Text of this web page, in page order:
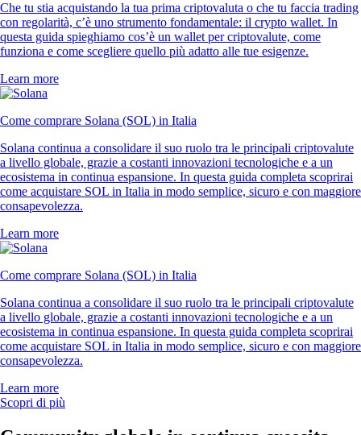
Che tu stia acquistando la tua prima criptovaluta o che tu faccia trading
con regolarità, c’è uno strumento fondamentale: il crypto wallet. In
questa guida spieghiamo cos’è un wallet per criptovalute, come
funziona e come scegliere quello più adatto alle tue esigenze.
Learn more
Come comprare Solana (SOL) in Italia
Solana continua a consolidare il suo ruolo tra le principali criptovalute
a livello globale, grazie a costanti innovazioni tecnologiche e a un
ecosistema in continua espansione. In questa guida completa scoprirai
come acquistare SOL in Italia in modo semplice, sicuro e con maggiore
consapevolezza.
Learn more
Come comprare Solana (SOL) in Italia
Solana continua a consolidare il suo ruolo tra le principali criptovalute
a livello globale, grazie a costanti innovazioni tecnologiche e a un
ecosistema in continua espansione. In questa guida completa scoprirai
come acquistare SOL in Italia in modo semplice, sicuro e con maggiore
consapevolezza.
Learn more
Scopri di più